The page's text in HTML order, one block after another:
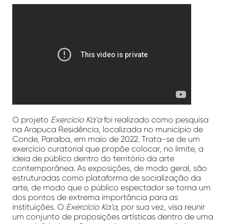
O projeto Exercício Ka’afoi realizado como pesquisa
na Arapuca Residência, localizada no município de
Conde, Paraíba, em maio de 2022. Trata-se de um
exercício curatorial que propõe colocar, no limite, a
ideia de público dentro do território da arte
contemporânea. As exposições, de modo geral, são
estruturadas como plataforma de socialização da
arte, de modo que o público espectador se torna um
dos pontos de extrema importância para as
instituições. O Exercício Ka’a, por sua vez, visa reunir
um conjunto de proposições artísticas dentro de uma